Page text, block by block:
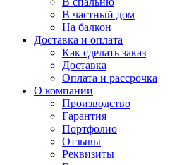
В частный дом
На балкон
Доставка и оплата
Как сделать заказ
Доставка
Оплата и рассрочка
О компании
Производство
Гарантия
Портфолио
Отзывы
Реквизиты